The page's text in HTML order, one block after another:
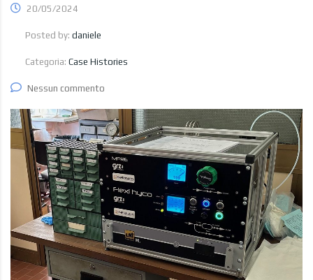
20/05/2024
Posted by: daniele
Categoria: Case Histories
Nessun commento